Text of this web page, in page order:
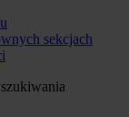
sekcjach